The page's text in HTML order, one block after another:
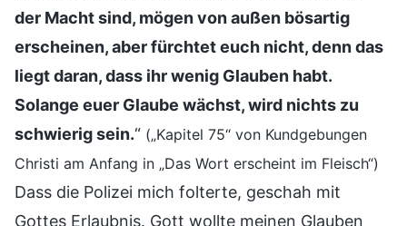
der Macht sind, mögen von außen bösartig
erscheinen, aber fürchtet euch nicht, denn das
liegt daran, dass ihr wenig Glauben habt.
Solange euer Glaube wächst, wird nichts zu
schwierig sein.“ („Kapitel 75“ von Kundgebungen
Christi am Anfang in „Das Wort erscheint im Fleisch“)
Dass die Polizei mich folterte, geschah mit
Gottes Erlaubnis. Gott wollte meinen Glauben